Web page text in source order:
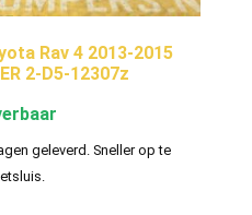
Rav 4 2013-2015
2-D5-12307z
geleverd. Sneller op te